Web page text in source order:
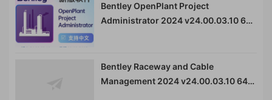
Bentley OpenPlant Project
Administrator 2024 v24.00.03.10 64
Bentley Raceway and Cable
Management 2024 v24.00.03.10 64位